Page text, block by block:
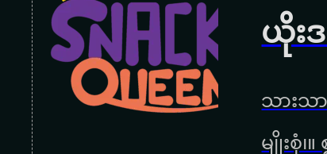
ယိုး
သားသ
မျိုးစုံ